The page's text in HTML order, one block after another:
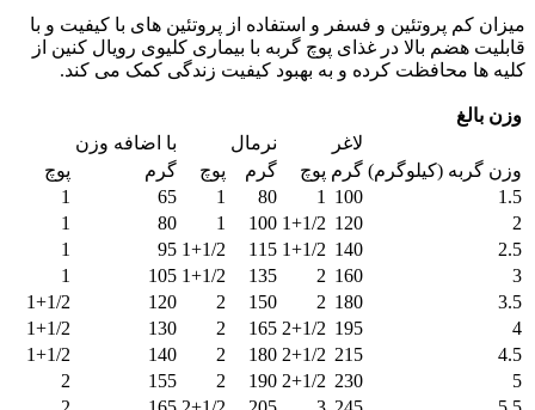
میزان کم پروتئین و فسفر و استفاده از پروتئین های با کیفیت و با
قابلیت هضم بالا در غذای پوچ گربه با بیماری کلیوی رویال کنین از
کلیه ها محافظت کرده و به بهبود کیفیت زندگی کمک می کند.
وزن بالغ
لاغر
نرمال
با اضافه وزن
وزن گربه (کیلوگرم) گرم پوچ گرم پوچ گرم
پوچ
1.5
100
1
80
1
65
1
2
120
1+1/2
100
1
80
1
2.5
140
1+1/2
115
1+1/2
95
1
3
160
2
135
1+1/2
105
1
3.5
180
2
150
2
120
1+1/2
4
195
2+1/2
165
2
130
1+1/2
4.5
215
2+1/2
180
2
140
1+1/2
5
230
2+1/2
190
2
155
2